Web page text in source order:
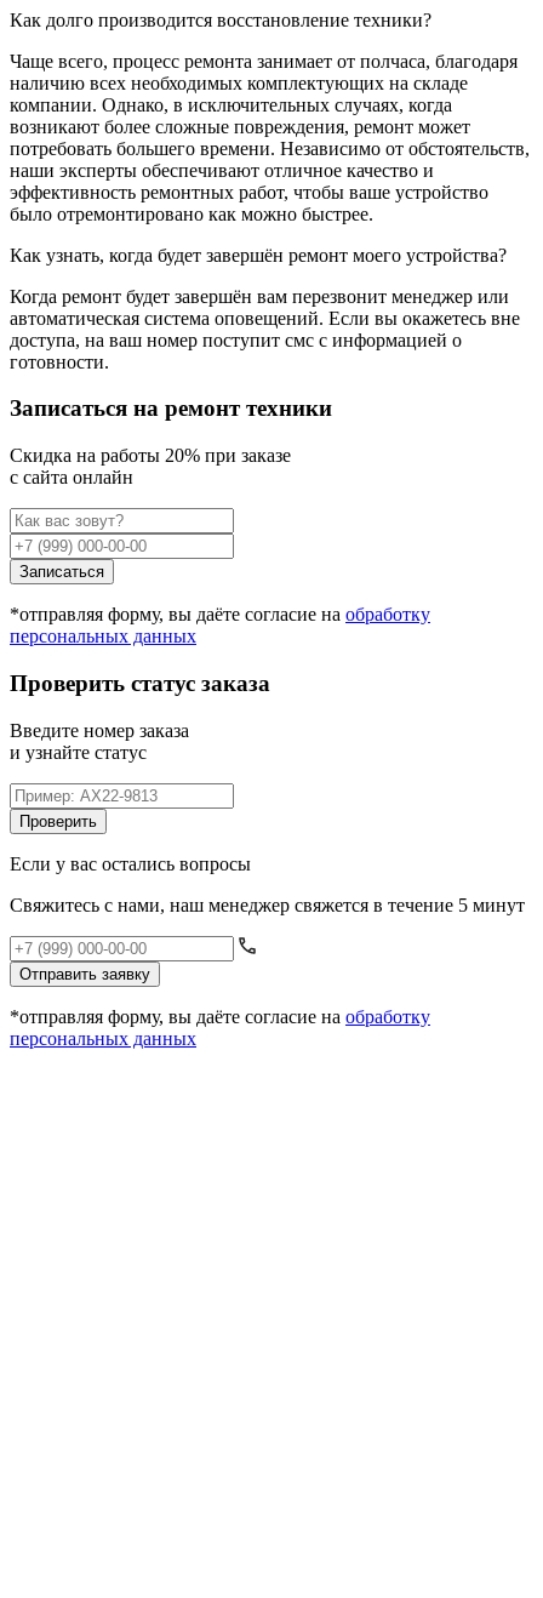
Как долго производится восстановление техники?
Чаще всего, процесс ремонта занимает от полчаса, благодаря
наличию всех необходимых комплектующих на складе
компании. Однако, в исключительных случаях, когда
возникают более сложные повреждения, ремонт может
потребовать большего времени. Независимо от обстоятельств,
наши эксперты обеспечивают отличное качество и
эффективность ремонтных работ, чтобы ваше устройство
было отремонтировано как можно быстрее.
Как узнать, когда будет завершён ремонт моего устройства?
Когда ремонт будет завершён вам перезвонит менеджер или
автоматическая система оповещений. Если вы окажетесь вне
доступа, на ваш номер поступит смс с информацией о
готовности.
Записаться на ремонт техники
Cкидка на работы 20% при заказе
с сайта онлайн
Записаться
*отправляя форму, вы даёте согласие на обработку
персональных данных
Проверить статус заказа
Введите номер заказа
и узнайте статус
Проверить
Если у вас остались вопросы
Свяжитесь с нами, наш менеджер свяжется в течение 5 минут
Отправить заявку
*отправляя форму, вы даёте согласие на обработку
персональных данных